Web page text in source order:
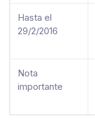
Hasta el
29/2/2016
Nota
importante